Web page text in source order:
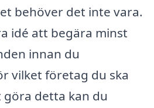
behöver det inte vara.
idé att begära minst
innan du
vilket företag du ska
detta kan du